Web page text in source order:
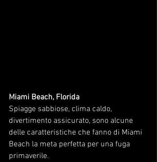
Miami Beach, Florida
Spiagge sabbiose, clima caldo,
divertimento assicurato, sono alcune
delle caratteristiche che fanno di Miami
Beach la meta perfetta per una fuga
primaverile.